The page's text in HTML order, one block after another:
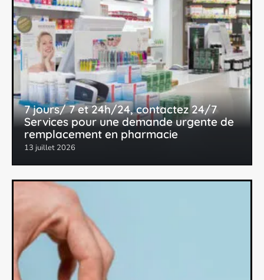
7 jours/ 7 et 24h/24, contactez 24/7
Services pour une demande urgente de
remplacement en pharmacie
13 juillet 2026